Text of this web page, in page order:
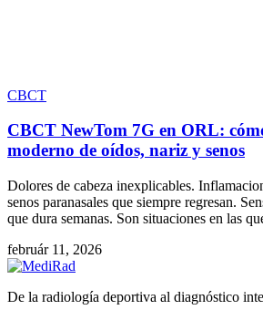
CBCT
CBCT NewTom 7G en ORL:
moderno de oídos, nariz y senos
Dolores de cabeza inexplicables.
senos paranasales que siempre regresan.
que dura semanas. Son situaciones en las
február 11, 2026
De la radiología deportiva al diagnóstico